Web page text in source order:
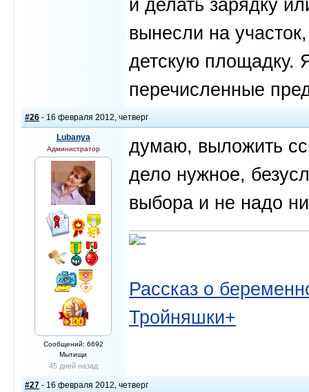
и делать зарядку
вынесли на
детскую площадку.
перечисленные
#26 - 16 февраля 2012, четверг
Lubanya
Администратор
Сообщений: 6692
Мытищи
45 дней назад
думаю, выложить
дело нужное,
выбора и не надо
Рассказ о
Тройняшки+
#27 - 16 февраля 2012, четверг